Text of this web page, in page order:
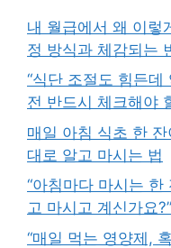
내 월급에서 왜 이렇
정 방식과 체감되는
“식단 조절도 힘든데
전 반드시 체크해야
매일 아침 식초 한
대로 알고 마시는 법
“아침마다 마시는
고 마시고 계신가요?”
“매일 먹는 영양제,